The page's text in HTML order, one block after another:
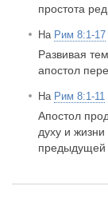
простота
На Рим 8:1-17
Развивая
апостол
На Рим 8:1-11
Апостол
духу и
предыдущей